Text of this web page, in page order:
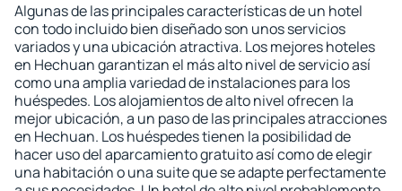
Algunas de las principales características de un hotel
con todo incluido bien diseñado son unos servicios
variados y una ubicación atractiva. Los mejores hoteles
en Hechuan garantizan el más alto nivel de servicio así
como una amplia variedad de instalaciones para los
huéspedes. Los alojamientos de alto nivel ofrecen la
mejor ubicación, a un paso de las principales atracciones
en Hechuan. Los huéspedes tienen la posibilidad de
hacer uso del aparcamiento gratuito así como de elegir
una habitación o una suite que se adapte perfectamente